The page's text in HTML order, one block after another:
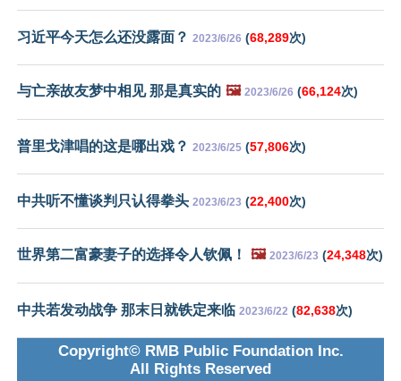
习近平今天怎么还没露面？ 2023/6/26 (68,289次)
与亡亲故友梦中相见 那是真实的 🖼️ 2023/6/26 (66,124次)
普里戈津唱的这是哪出戏？ 2023/6/25 (57,806次)
中共听不懂谈判只认得拳头 2023/6/23 (22,400次)
世界第二富豪妻子的选择令人钦佩！ 🖼️ 2023/6/23 (24,348次)
中共若发动战争 那末日就铁定来临 2023/6/22 (82,638次)
Copyright© RMB Public Foundation Inc.
All Rights Reserved